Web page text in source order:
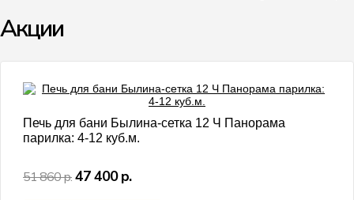
Акции
Печь для бани Былина-сетка 12 Ч Панорама
парилка: 4-12 куб.м.
51 860 р.47 400 р.